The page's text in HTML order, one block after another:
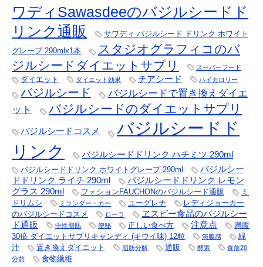
ワディSawasdeeのバジルシードド
リンク通販
サワディ バジルシード ドリンク ホワイト
グレープ 290mlx1本
スタジオグラフィコのバ
ジルシードダイエットサプリ
スーパーフード
ダイエット ダイエット効果 チアシード ハイカロリー
バジルシード
バジルシードで置き換えダイエ
ット
バジルシードのダイエットサプリ
バジルシードコスメ
バジルシードド
リンク
バジルシードドリンク ハチミツ 290ml
バジルシードドリンク ホワイトグレープ 290ml
バジルシー
ドドリンク ライチ 290ml
バジルシードドリンク レモン
グラス 290ml
フォションFAUCHONのバジルシード通販
ミ
ドリムシ
ミランダー・カー ユーグレナ
レディジョーカー
のバジルシードコスメ
ローラ
ヱスビー食品のバジルシー
ド通販
中性脂肪 便秘 正しい食べ方 注意点
満腹
30倍 ダイエットサプリキャンディ (キウイ味) 12粒
満腹感
緑
汁
置き換えダイエット 脂肪分解 通販 酵素
食前20
分前
食物繊維